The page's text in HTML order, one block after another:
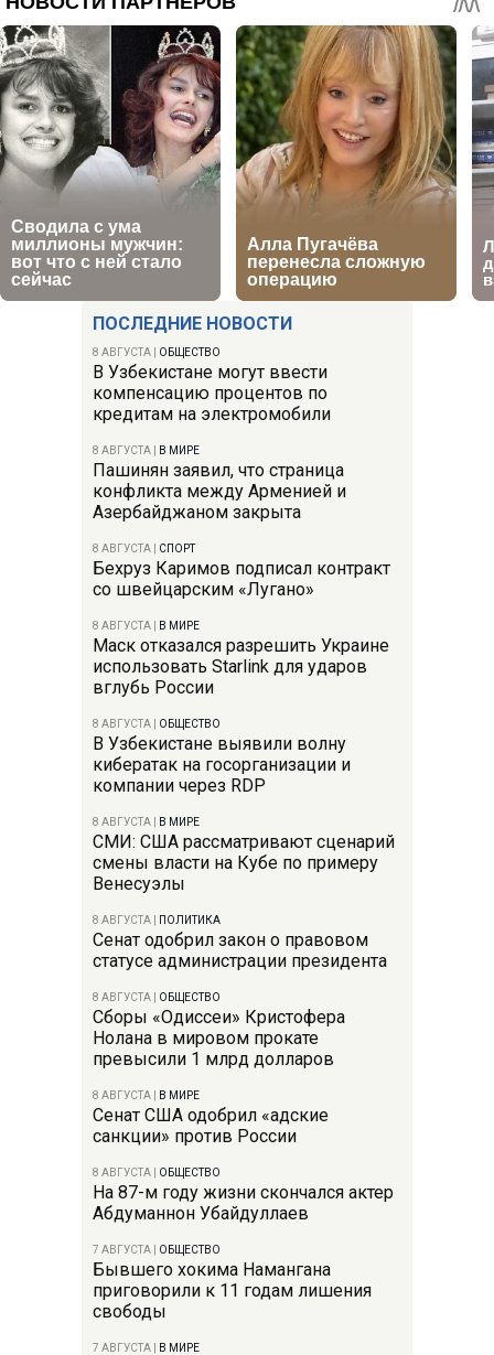
ПОСЛЕДНИЕ НОВОСТИ
8 АВГУСТА ОБЩЕСТВО
В Узбекистане могут ввести
компенсацию процентов по
кредитам на электромобили
8 АВГУСТА В МИРЕ
Пашинян заявил, что страница
конфликта между Арменией и
Азербайджаном закрыта
8 АВГУСТА СПОРТ
Бехруз Каримов подписал контракт
со швейцарским «Лугано»
8 АВГУСТА В МИРЕ
Маск отказался разрешить Украине
использовать Starlink для ударов
вглубь России
8 АВГУСТА ОБЩЕСТВО
В Узбекистане выявили волну
кибератак на госорганизации и
компании через RDP
8 АВГУСТА В МИРЕ
СМИ: США рассматривают сценарий
смены власти на Кубе по примеру
Венесуэлы
8 АВГУСТА ПОЛИТИКА
Сенат одобрил закон о правовом
статусе администрации президента
8 АВГУСТА ОБЩЕСТВО
Сборы «Одиссеи» Кристофера
Нолана в мировом прокате
превысили 1 млрд долларов
8 АВГУСТА В МИРЕ
Сенат США одобрил «адские
санкции» против России
8 АВГУСТА ОБЩЕСТВО
На 87-м году жизни скончался актер
Абдуманнон Убайдуллаев
7 АВГУСТА ОБЩЕСТВО
Бывшего хокима Намангана
приговорили к 11 годам лишения
свободы
7 АВГУСТА В МИРЕ